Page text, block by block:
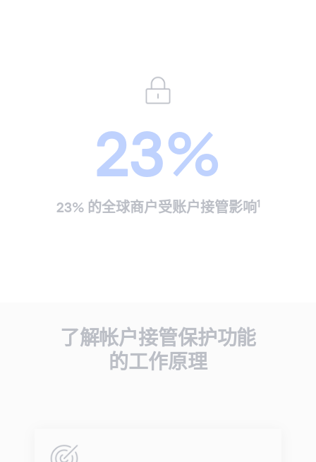
23%
23% 的全球商户受账户接管影响1
了解帐户接管保护功能
的工作原理